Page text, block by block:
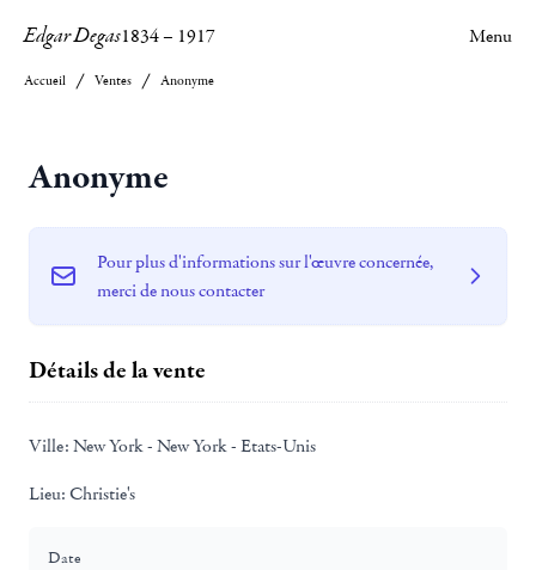
Edgar Degas1834– 1917 Menu
Accueil Ventes Anonyme
Anonyme
Pour plus d'informations sur l'œuvre concernée,
merci de nous contacter
Détails de la vente
Ville: New York - New York - Etats-Unis
Lieu: Christie's
Date